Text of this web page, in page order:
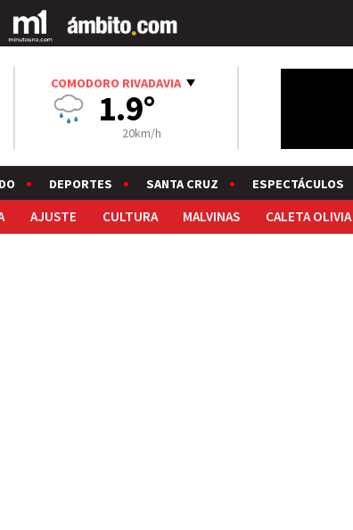
COMODORO RIVADAVIA
1.9°
20km/h
DEPORTES SANTA CRUZ ESPECTÁCULOS
AJUSTE CULTURA MALVINAS CALETA OLIVIA